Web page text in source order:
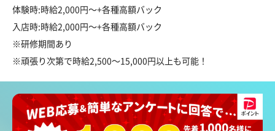
体験時:時給2,000円～+各種高額バック
入店時:時給2,000円～+各種高額バック
※研修期間あり
※頑張り次第で時給2,500～15,000円以上も可能！